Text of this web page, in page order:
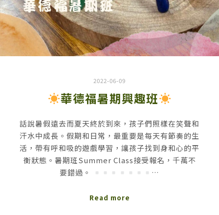
2022-06-09
華德福暑期興趣班
話說暑假遠去而夏天終於到來，孩子們照樣在笑聲和
汗水中成長。假期和日常，最重要是每天有節奏的生
活，帶有呼和吸的遊戲學習，讓孩子找到身和心的平
衡狀態。暑期班Summer Class接受報名，千萬不
要錯過。
…
Read more